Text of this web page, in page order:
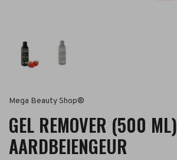
Mega Beauty Shop®
GEL REMOVER (500
AARDBEIENGEUR